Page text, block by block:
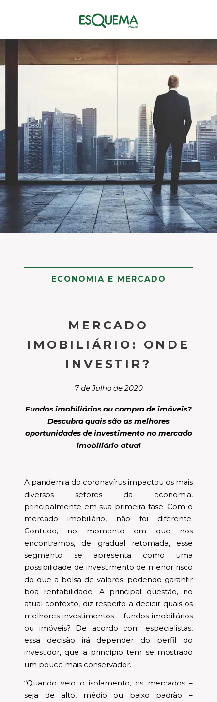
ECONOMIA E MERCADO
MERCADO
IMOBILIÁRIO: ONDE
INVESTIR?
7 de Julho de 2020
Fundos imobiliários ou compra de imóveis?
Descubra quais são as melhores
oportunidades de investimento no mercado
imobiliário atual
A pandemia do coronavírus impactou os mais
diversos setores da economia,
principalmente em sua primeira fase. Com o
mercado imobiliário, não foi diferente.
Contudo, no momento em que nos
encontramos, de gradual retomada, esse
segmento se apresenta como uma
possibilidade de investimento de menor risco
do que a bolsa de valores, podendo garantir
boa rentabilidade. A principal questão, no
atual contexto, diz respeito a decidir quais os
melhores investimentos – fundos imobiliários
ou imóveis? De acordo com especialistas,
essa decisão irá depender do perfil do
investidor, que a princípio tem se mostrado
um pouco mais conservador.
“Quando veio o isolamento, os mercados –
seja de alto, médio ou baixo padrão –